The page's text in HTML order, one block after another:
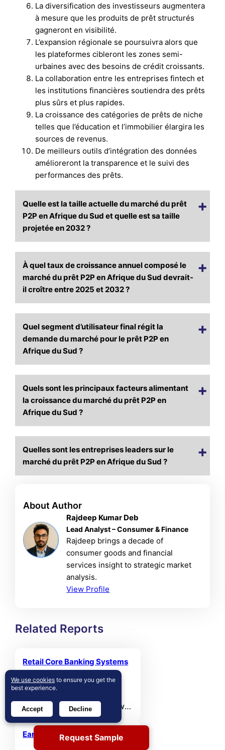
La diversification des investisseurs augmentera
à mesure que les produits de prêt structurés
gagneront en visibilité.
L’expansion régionale se poursuivra alors que
les plateformes cibleront les zones semi-
urbaines avec des besoins de crédit croissants.
La collaboration entre les entreprises fintech et
les institutions financières soutiendra des prêts
plus sûrs et plus rapides.
La croissance des catégories de prêts de niche
telles que l’éducation et l’immobilier élargira les
sources de revenus.
De meilleurs outils d’intégration des données
amélioreront la transparence et le suivi des
performances des prêts.
Quelle est la taille actuelle du marché du prêt
P2P en Afrique du Sud et quelle est sa taille
projetée en 2032 ?
À quel taux de croissance annuel composé le
marché du prêt P2P en Afrique du Sud devrait-
il croître entre 2025 et 2032 ?
Quel segment d’utilisateur final régit la
demande du marché pour le prêt P2P en
Afrique du Sud ?
Quels sont les principaux facteurs alimentant
la croissance du marché du prêt P2P en
Afrique du Sud ?
Quelles sont les entreprises leaders sur le
marché du prêt P2P en Afrique du Sud ?
About Author
Rajdeep Kumar Deb
Lead Analyst – Consumer & Finance
Rajdeep brings a decade of
consumer goods and financial
services insight to strategic market
analysis.
View Profile
Related Reports
Retail Core Banking Systems
The global retail core
banking systems market was
valued at USD 9,900 million
in 2024 and is projected to
reach USD 18,735.39 million
Earthquake Insurance Market
Request Sample
We use cookies to ensure you get the
best experience.
Accept Decline